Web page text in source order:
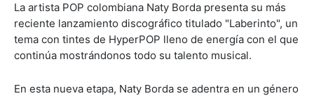
La artista POP colombiana Naty Borda presenta su más
reciente lanzamiento discográfico titulado "Laberinto", un
tema con tintes de HyperPOP lleno de energía con el que
continúa mostrándonos todo su talento musical.
En esta nueva etapa, Naty Borda se adentra en un género